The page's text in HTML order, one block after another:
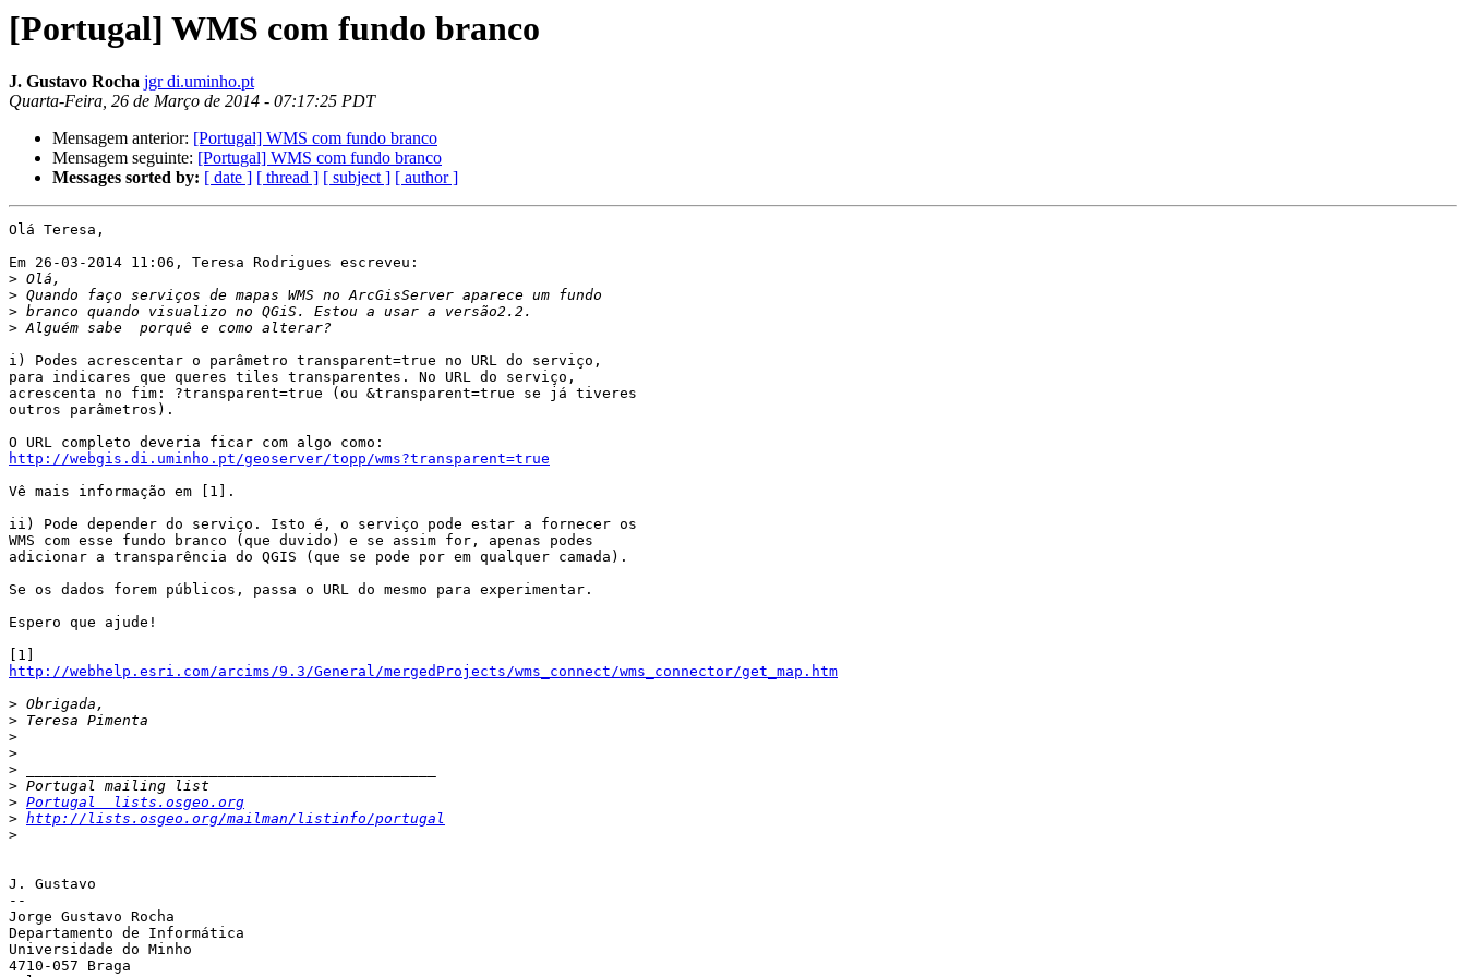
[Portugal] WMS com fundo branco
J. Gustavo Rocha jgr di.uminho.pt
Quarta-Feira, 26 de Março de 2014 - 07:17:25 PDT
Mensagem anterior: [Portugal] WMS com fundo branco
Mensagem seguinte: [Portugal] WMS com fundo branco
Messages sorted by: [ date ] [ thread ] [ subject ] [ author ]
Olá Teresa,
Em 26-03-2014 11:06, Teresa Rodrigues escreveu:
>
>
>
>
i) Podes acrescentar o parâmetro transparent=true no URL do serviço,
para indicares que queres tiles transparentes. No URL do serviço,
acrescenta no fim: ?transparent=true (ou &transparent=true se já tiveres
outros parâmetros).
http://webgis.di.uminho.pt/geoserver/topp/wms?transparent=true
Vê mais informação em [1].
ii) Pode depender do serviço. Isto é, o serviço pode estar a fornecer os
WMS com esse fundo branco (que duvido) e se assim for, apenas podes
adicionar a transparência do QGIS (que se pode por em qualquer camada).
Se os dados forem públicos, passa o URL do mesmo para experimentar.
Espero que ajude!
http://webhelp.esri.com/arcims/9.3/General/mergedProjects/wms_connect/wms_connector/get_map.htm
>
>
>
>
>
>
> Portugal  lists.osgeo.org
> http://lists.osgeo.org/mailman/listinfo/portugal
>
J. Gustavo
--
Jorge Gustavo Rocha
Departamento de Informática
Universidade do Minho
4710-057 Braga